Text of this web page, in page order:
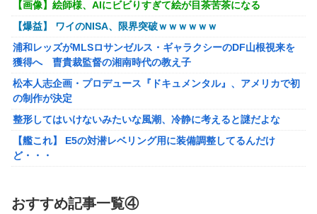
【画像】AKBのセンター、レベチな事が世間にバレ始めるｗ
ｗｗｗｗｗｗ
【ガンプラ再販】 HG「ジェスタ (シェザール隊仕様 A班装
備)」「ジェスタ (シェザール隊仕様 B&C班装備)」【11時予
約開始】
【艦これ】みんなもう終わってそうだから聞くんだけど E3-
2ってサブの穴が空いてないダイハツ駆逐並べて 高速＋とか
してるとアホほど時間かかる？
PS4「アイマススターリットシーズン」最新PV「新曲:夏の
Bang!!MV」公開！さらに「体験版」の配信が決定！
【画像】絵師様、AIにビビりすぎて絵が目茶苦茶になる
【爆益】 ワイのNISA、限界突破ｗｗｗｗｗｗ
浦和レッズがMLSロサンゼルス・ギャラクシーのDF山根視来を
獲得へ 曺貴裁監督の湘南時代の教え子
松本人志企画・プロデュース『ドキュメンタル』、アメリカで初
の制作が決定
整形してはいけないみたいな風潮、冷静に考えると謎だよな
【艦これ】 E5の対潜レベリング用に装備調整してるんだけ
ど・・・
おすすめ記事一覧④